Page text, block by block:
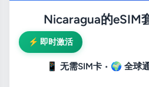
Nicaragua的eSIM
⚡ 即时激活
📱 无需SIM卡 • 🌍 全球